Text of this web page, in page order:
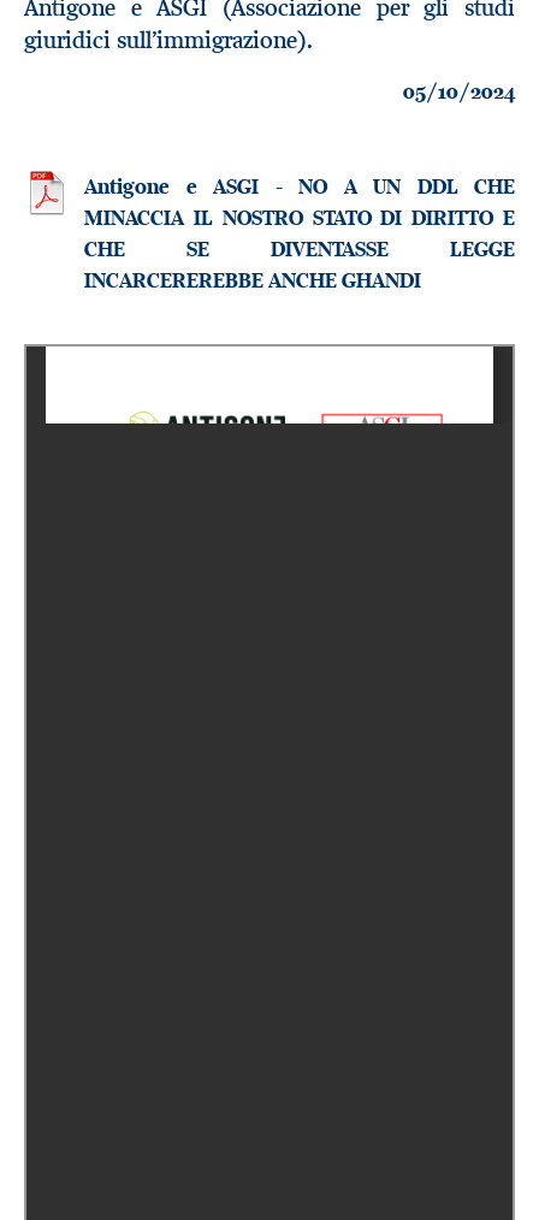
Antigone e ASGI (Associazione per gli studi
giuridici sull’immigrazione).
05/10/2024
Antigone e ASGI - NO A UN DDL CHE
MINACCIA IL NOSTRO STATO DI DIRITTO E
CHE SE DIVENTASSE LEGGE
INCARCEREREBBE ANCHE GHANDI